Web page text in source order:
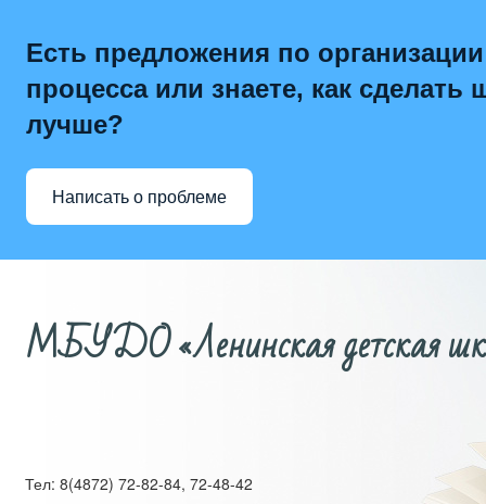
Есть предложения по
процесса или знаете, как сделать
лучше?
Написать о проблеме
МБУДО «Ленинская детская
Тел: 8(4872) 72-82-84, 72-48-42